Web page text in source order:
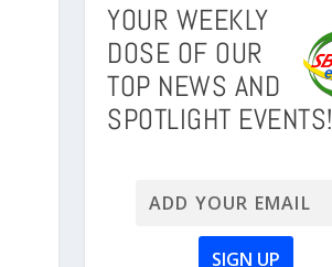
YOUR WEEKLY
DOSE OF OUR
TOP NEWS AND
SPOTLIGHT EVENTS!